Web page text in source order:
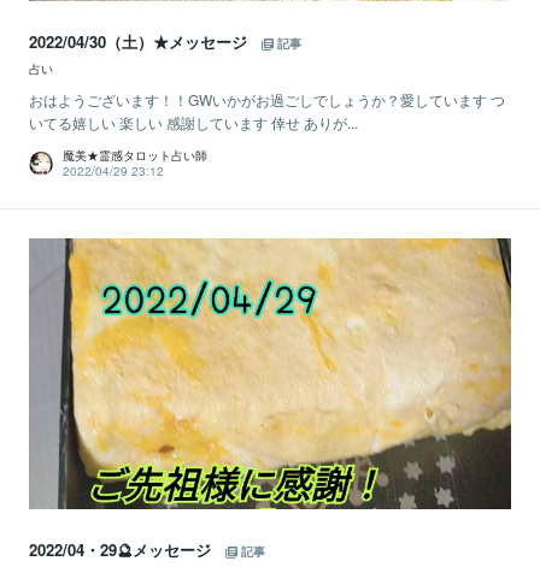
2022/04/30（土）★メッセージ
記事
占い
おはようございます！！GWいかがお過ごしでしょうか？愛しています つ
いてる嬉しい 楽しい 感謝しています 倖せ ありが...
魔美★霊感タロット占い師
2022/04/29 23:12
2022/04・29🔮メッセージ
記事